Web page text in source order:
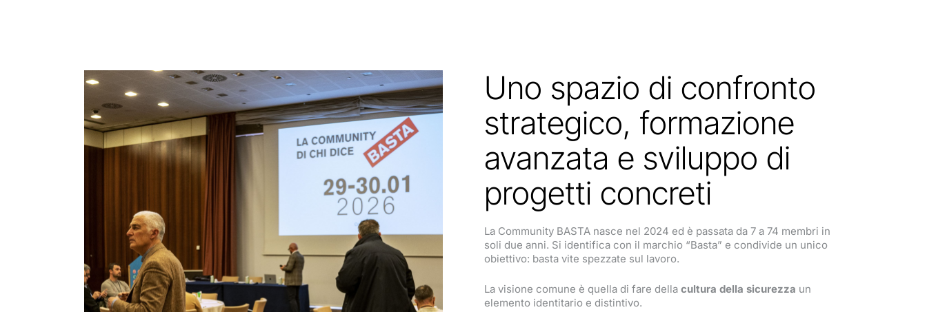
Uno spazio di confronto
strategico, formazione
avanzata e sviluppo di
progetti concreti
La Community BASTA nasce nel 2024 ed è passata da 7 a 74 membri in
soli due anni. Si identifica con il marchio “Basta” e condivide un unico
obiettivo: basta vite spezzate sul lavoro.
La visione comune è quella di fare della cultura della sicurezza un
elemento identitario e distintivo.